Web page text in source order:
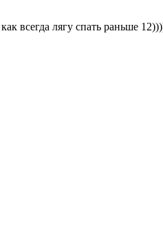
как всегда лягу спать раньше